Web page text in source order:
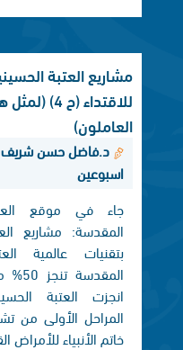
مشاريع العتبة
للاقتداء (ح
العاملون)
د.فاضل حسن شريف
اسبوعين
جاء في موقع
المقدسة: مشاريع
بتقنيات عالمية
انجزت العتبة
المراحل الأولى من
خاتم الأنبياء للأمراض